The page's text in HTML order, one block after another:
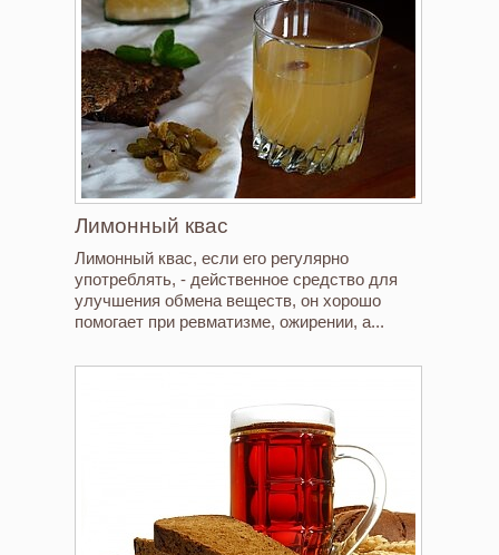
Лимонный квас
Лимонный квас, если его регулярно
употреблять, - действенное средство для
улучшения обмена веществ, он хорошо
помогает при ревматизме, ожирении, а...